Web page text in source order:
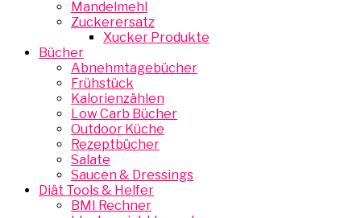
Mandelmehl
Zuckerersatz
Xucker Produkte
Bücher
Abnehmtagebücher
Frühstück
Kalorienzählen
Low Carb Bücher
Outdoor Küche
Rezeptbücher
Salate
Saucen & Dressings
Diät Tools & Helfer
BMI Rechner